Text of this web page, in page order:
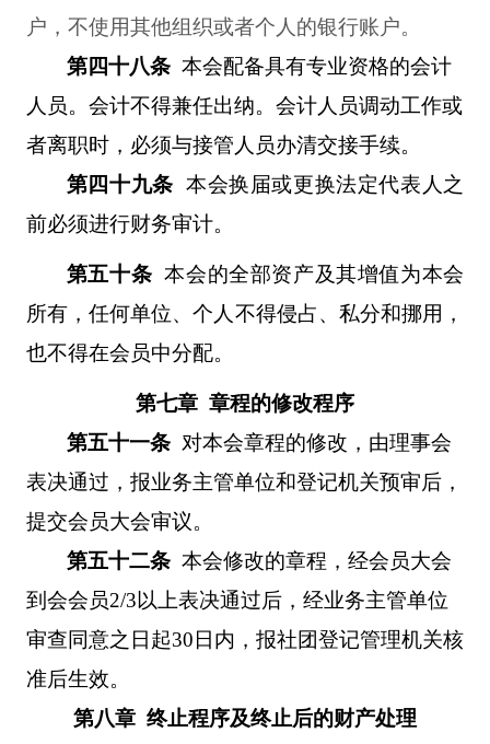
户，不使用其他组织或者个人的银行账户。
第四十八条 本会配备具有专业资格的会计
人员。会计不得兼任出纳。会计人员调动工作或
者离职时，必须与接管人员办清交接手续。
第四十九条本会换届或更换法定代表人之
前必须进行财务审计。
第五十条本会的全部资产及其增值为本会
所有，任何单位、个人不得侵占、私分和挪用，
也不得在会员中分配。
第七章 章程的修改程序
第五十一条 对本会章程的修改，由理事会
表决通过，报业务主管单位和登记机关预审后，
提交会员大会审议。
第五十二条 本会修改的章程，经会员大会
到会会员2/3以上表决通过后，经业务主管单位
审查同意之日起30日内，报社团登记管理机关核
准后生效。
第八章 终止程序及终止后的财产处理